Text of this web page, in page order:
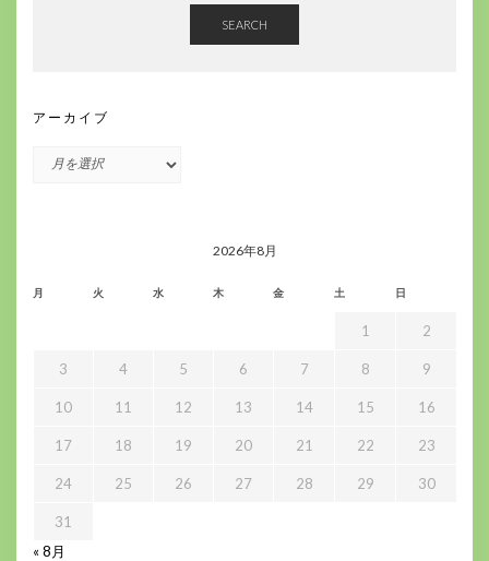
SEARCH
アーカイブ
2026年8月
月 火 水 木 金 土 日
1 2
3 4 5 6 7 8 9
10 11 12 13 14 15 16
17 18 19 20 21 22 23
24 25 26 27 28 29 30
31
« 8月